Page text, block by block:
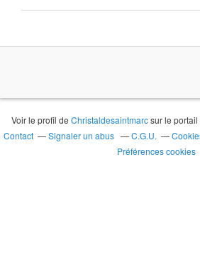
Voir le profil deChristaldesaintmarcsur le
Contact
Signaler un abus C.G.U.
Préférences cookies